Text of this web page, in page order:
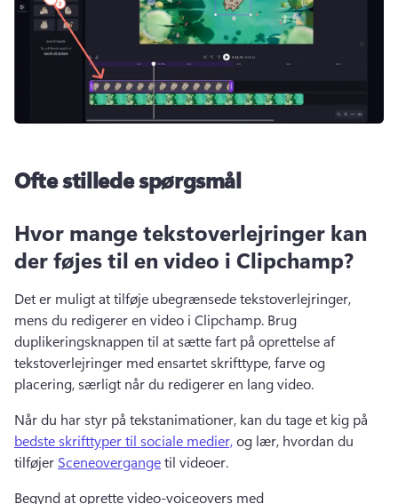
Ofte stillede spørgsmål
Hvor mange tekstoverlejringer kan
der føjes til en video i Clipchamp?
Det er muligt at tilføje ubegrænsede tekstoverlejringer,
mens du redigerer en video i Clipchamp. Brug
duplikeringsknappen til at sætte fart på oprettelse af
tekstoverlejringer med ensartet skrifttype, farve og
placering, særligt når du redigerer en lang video.
Når du har styr på tekstanimationer, kan du tage et kig på
bedste skrifttyper til sociale medier, og lær, hvordan du
tilføjer Sceneovergange til videoer.
Begynd at oprette video-voiceovers med